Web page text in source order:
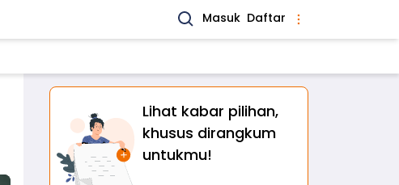
Masuk Daftar
Lihat kabar pilihan,
khusus dirangkum
untukmu!